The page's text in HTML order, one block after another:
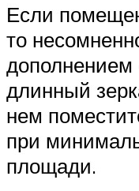
Если
то
дополнением
длинный
нем
при
площади.